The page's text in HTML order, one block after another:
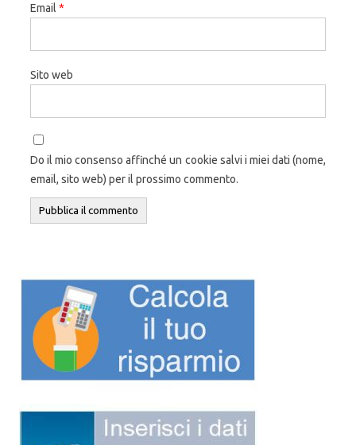
Email *
Sito web
Do il mio consenso affinché un cookie salvi i miei dati (nome,
email, sito web) per il prossimo commento.